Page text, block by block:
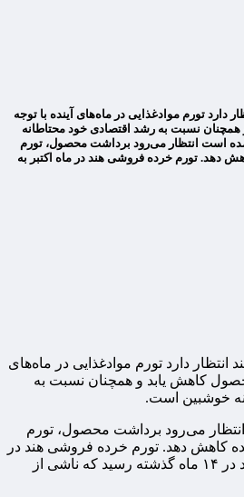
دارد تورم موادغذایی در ماه‌های آینده با توجه
نسبت به رشد اقتصادی خود محتاطانه
است انتظار می‌رود برداشت محصول، تورم
دهد. تورم خرده فروشی هند در ماه اکتبر به
دارد تورم موادغذایی در ماه‌های
کاهش یابد و همچنان نسبت به
خوشبین است.
می‌رود برداشت محصول، تورم
کاهش دهد. تورم خرده فروشی هند در
ماه اکتبر به بالاترین حد خود در ۱۴ ماه گذشته رسید که ناشی از